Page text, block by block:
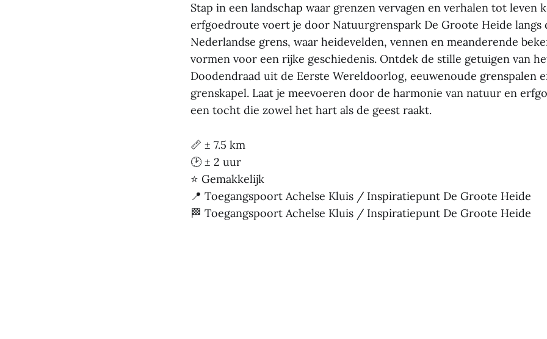
Stap in een landschap waar grenzen vervagen en verhalen tot leven
erfgoedroute voert je door Natuurgrenspark De Groote Heide langs
Nederlandse grens, waar heidevelden, vennen en meanderende
vormen voor een rijke geschiedenis. Ontdek de stille getuigen van
Doodendraad uit de Eerste Wereldoorlog, eeuwenoude grenspalen
grenskapel. Laat je meevoeren door de harmonie van natuur en
een tocht die zowel het hart als de geest raakt.
📏 ± 7.5 km
🕑 ± 2 uur
⭐ Gemakkelijk
📍 Toegangspoort Achelse Kluis / Inspiratiepunt De Groote Heide
🏁 Toegangspoort Achelse Kluis / Inspiratiepunt De Groote Heide